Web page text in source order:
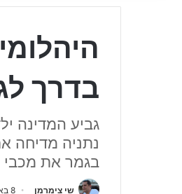
בדרך
גביע המדינה
נתניה מדיחה
בגמר את
שי צימרמן 8 באפריל 2025